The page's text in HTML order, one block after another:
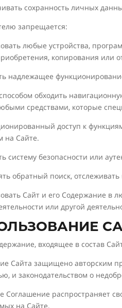
сохранность личных
запрещается:
любые устройства,
копирования или
надлежащее
обходить
средствами, которые
доступ к
на Сайте.
систему безопасности или
обратный поиск,
Сайт и его Содержание в
или другой
входящее в состав
Сайта защищено авторским
и законодательством о
Соглашение распространяет
на Сайте.